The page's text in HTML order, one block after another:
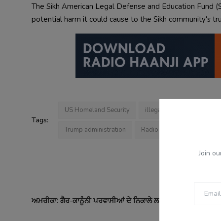
Join
The Sikh American Legal Defense and Education Fund
potential harm it could cause to the Sikh community's
Tags:
US Homeland Security illegal immigration
Trump administration Radio Haanji
ਅਮਰੀਕਾ: ਗੈਰ-ਕਾਨੂੰਨੀ ਪਰਵਾਸੀਆਂ ਦੇ ਨਿਕਾਲੇ ਲਈ ਨਵੀਆਂ ਰਣਨੀਤੀਆਂ